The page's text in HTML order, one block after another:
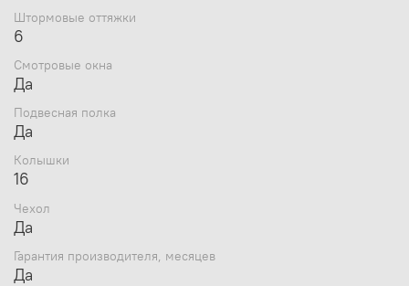
Штормовые оттяжки
6
Смотровые окна
Да
Подвесная полка
Да
Колышки
16
Чехол
Да
Гарантия производителя, месяцев
Да